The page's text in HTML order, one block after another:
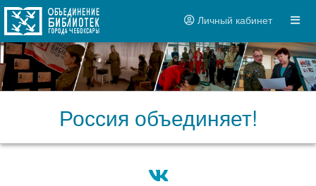
Личный кабинет
Россия объединяет!